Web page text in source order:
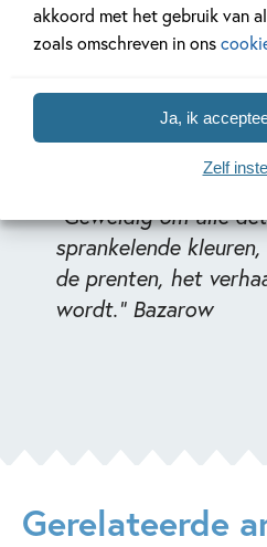
akkoord met het gebruik van
zoals omschreven in ons
Ja, ik
Zelf
"Geweldig om alle
sprankelende
de prenten, het
wordt." Bazarow
Gerelateerde